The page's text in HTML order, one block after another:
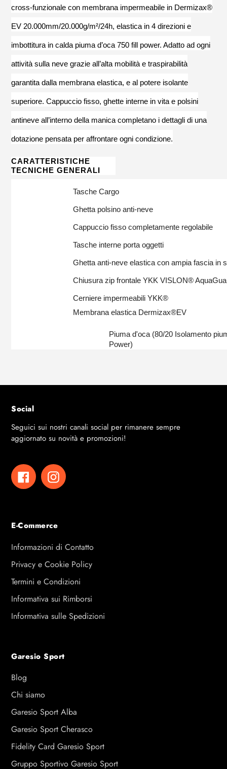
cross-funzionale con membrana impermeabile in Dermizax®
EV 20.000mm/20.000g/m²/24h, elastica in 4 direzioni e
imbottitura in calda piuma d’oca 750 fill power. Adatto ad ogni
attività sulla neve grazie all’alta mobilità e traspirabilità
garantita dalla membrana elastica, e al potere isolante
superiore. Cappuccio fisso, ghette interne in vita e polsini
antineve all’interno della manica completano i dettagli di una
dotazione pensata per affrontare ogni condizione.
CARATTERISTICHE
TECNICHE GENERALI
Tasche Cargo
Ghetta polsino anti-neve
Cappuccio fisso completamente regolabile
Tasche interne porta oggetti
Ghetta anti-neve elastica con ampia fascia in
Chiusura zip frontale YKK VISLON®
Cerniere impermeabili YKK®
Membrana elastica Dermizax®EV
Piuma d'oca (80/20 Isolamento
Power)
Social
Seguici sui nostri canali social per rimanere sempre
aggiornato su novità e promozioni!
FacebookInstagram
E-Commerce
Informazioni di Contatto
Privacy e Cookie Policy
Termini e Condizioni
Informativa sui Rimborsi
Informativa sulle Spedizioni
Garesio Sport
Blog
Chi siamo
Garesio Sport Alba
Garesio Sport Cherasco
Fidelity Card Garesio Sport
Gruppo Sportivo Garesio Sport